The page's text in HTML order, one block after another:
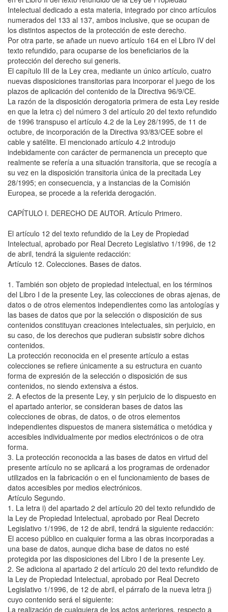
Intelectual dedicado a esta materia, integrado por cinco artículos
numerados del 133 al 137, ambos inclusive, que se ocupan de
los distintos aspectos de la protección de este derecho.
Por otra parte, se añade un nuevo artículo 164 en el Libro IV del
texto refundido, para ocuparse de los beneficiarios de la
protección del derecho sui generis.
El capítulo III de la Ley crea, mediante un único artículo, cuatro
nuevas disposiciones transitorias para incorporar el juego de los
plazos de aplicación del contenido de la Directiva 96/9/CE.
La razón de la disposición derogatoria primera de esta Ley reside
en que la letra c) del número 3 del artículo 20 del texto refundido
de 1996 transpuso el artículo 4.2 de la Ley 28/1995, de 11 de
octubre, de incorporación de la Directiva 93/83/CEE sobre el
cable y satélite. El mencionado artículo 4.2 introdujo
indebidamente con carácter de permanencia un precepto que
realmente se refería a una situación transitoria, que se recogía a
su vez en la disposición transitoria única de la precitada Ley
28/1995; en consecuencia, y a instancias de la Comisión
Europea, se procede a la referida derogación.
CAPÍTULO I. DERECHO DE AUTOR. Artículo Primero.
El artículo 12 del texto refundido de la Ley de Propiedad
Intelectual, aprobado por Real Decreto Legislativo 1/1996, de 12
de abril, tendrá la siguiente redacción:
Artículo 12. Colecciones. Bases de datos.
1. También son objeto de propiedad intelectual, en los términos
del Libro I de la presente Ley, las colecciones de obras ajenas, de
datos o de otros elementos independientes como las antologías y
las bases de datos que por la selección o disposición de sus
contenidos constituyan creaciones intelectuales, sin perjuicio, en
su caso, de los derechos que pudieran subsistir sobre dichos
contenidos.
La protección reconocida en el presente artículo a estas
colecciones se refiere únicamente a su estructura en cuanto
forma de expresión de la selección o disposición de sus
contenidos, no siendo extensiva a éstos.
2. A efectos de la presente Ley, y sin perjuicio de lo dispuesto en
el apartado anterior, se consideran bases de datos las
colecciones de obras, de datos, o de otros elementos
independientes dispuestos de manera sistemática o metódica y
accesibles individualmente por medios electrónicos o de otra
forma.
3. La protección reconocida a las bases de datos en virtud del
presente artículo no se aplicará a los programas de ordenador
utilizados en la fabricación o en el funcionamiento de bases de
datos accesibles por medios electrónicos.
Artículo Segundo.
1. La letra i) del apartado 2 del artículo 20 del texto refundido de
la Ley de Propiedad Intelectual, aprobado por Real Decreto
Legislativo 1/1996, de 12 de abril, tendrá la siguiente redacción:
El acceso público en cualquier forma a las obras incorporadas a
una base de datos, aunque dicha base de datos no esté
protegida por las disposiciones del Libro I de la presente Ley.
2. Se adiciona al apartado 2 del artículo 20 del texto refundido de
la Ley de Propiedad Intelectual, aprobado por Real Decreto
Legislativo 1/1996, de 12 de abril, el párrafo de la nueva letra j)
cuyo contenido será el siguiente:
La realización de cualquiera de los actos anteriores, respecto a